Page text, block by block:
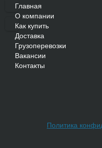
Главная
О компании
Как купить
Доставка
Грузоперевозки
Вакансии
Контакты
Политика